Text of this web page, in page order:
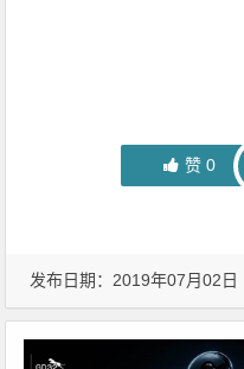
赞 0
发布日期：2019年07月02